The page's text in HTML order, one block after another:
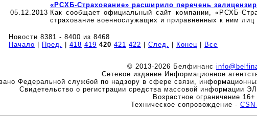
05.12.2013
«РСХБ-Страхование» расширило перечень
Как сообщает официальный сайт компании, «РСХБ-
страхование военнослужащих и приравненных к ним лиц
Новости 8381 - 8400 из 8468
Начало
Пред. 418 419 420 421 422 След. Конец Все
© 2013-2026 Белфинанс
Сетевое издание Информационное
Федеральной службой по надзору в сфере связи,
Свидетельство о регистрации средства массовой информации
Возрастное ограничение 16+
Техническое сопровождение -